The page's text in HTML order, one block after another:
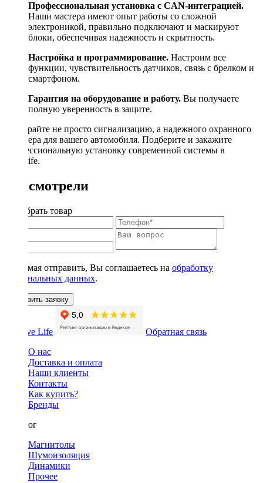
Профессиональная установка с CAN-интеграцией.
Наши мастера имеют опыт работы со сложной
электроникой, правильно подключают и маскируют
блоки, обеспечивая надежность и скрытность.
Настройка и программирование. Настроим все
функции, чувствительность датчиков, связь с брелком и
смартфоном.
Гарантия на оборудование и работу. Вы получаете
полную уверенность в защите.
Выбирайте не просто сигнализацию, а надежного охранного
партнера для вашего автомобиля. Подберите и закажите
профессиональную установку современной системы в
Drivelife.
Вы смотрели
Подобрать товар
Нажимая отправить, Вы соглашаетесь на обработку
персональных данных.
Оставить заявку
Обратная связь
О нас
Доставка и оплата
Наши клиенты
Контакты
Как купить?
Бренды
Каталог
Магнитолы
Шумоизоляция
Динамики
Прочее